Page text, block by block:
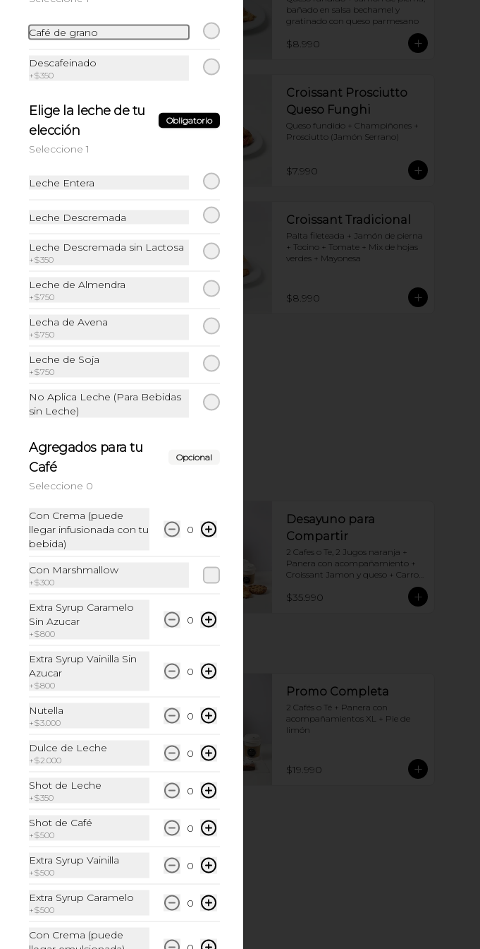
bañado en salsa bechamel y
gratinado con queso parmesano
$8.990
Queso fundido + Champiñones
Croissant Prosciutto
Queso Funghi
Queso fundido + Champiñones +
Prosciutto (Jamón Serrano)
$7.990
Croissant Salmón Hass
fileteada + Mix de hojas verdes
Croissant Tradicional
Palta fileteada + Jamón de pierna
+ Tocino + Tomate + Mix de hojas
verdes + Mayonesa
$8.990
Desayuno del Chef
Cafe o Te + Paila de huevo tocino +
Croissant de tu elección
Desayuno para
Compartir
2 Cafes o Te, 2 Jugos naranja +
Panera con acompañamiento +
Croissant Jamon y queso + Carrot
$35.990
Juntos invierno Ding
Brioche con jamon y queso +
Promo Completa
2 Cafés o Té + Panera con
acompañamientos XL + Pie de
limón
$19.990
Promo para Dos
2 Cafés o Té + Croissant de0 tu
$12.990
Café de grano
Descafeinado
+$350
Elige la leche de tu
elección
Obligatorio
Seleccione 1
Leche Entera
Leche Descremada
Leche Descremada sin Lactosa
+$350
Leche de Almendra
+$750
Lecha de Avena
+$750
Leche de Soja
+$750
No Aplica Leche (Para Bebidas
sin Leche)
Agregados para tu
Café
Opcional
Seleccione 0
Con Crema (puede
llegar infusionada con tu
bebida)
0
Con Marshmallow
+$300
Extra Syrup Caramelo
Sin Azucar
+$800
0
Extra Syrup Vainilla Sin
Azucar
+$800
0
Nutella
+$3.000
0
Dulce de Leche
+$2.000
0
Shot de Leche
+$350
0
Shot de Café
+$500
0
Extra Syrup Vainilla
+$500
0
Extra Syrup Caramelo
+$500
0
Con Crema (puede